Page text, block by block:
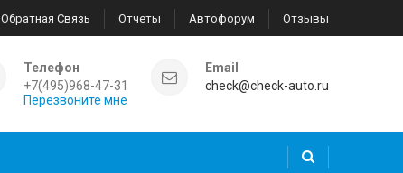
Обратная Связь Отчеты Автофорум Отзывы
Телефон
+7(495)968-47-31
Перезвоните мне
Email
check@check-auto.ru